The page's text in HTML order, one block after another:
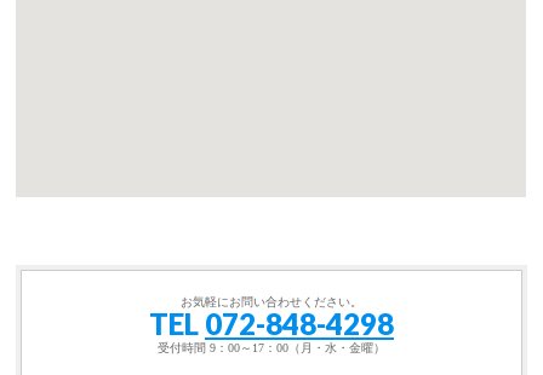
お気軽にお問い合わせください。
TEL 072-848-4298
受付時間 9：00～17：00（月・水・金曜）